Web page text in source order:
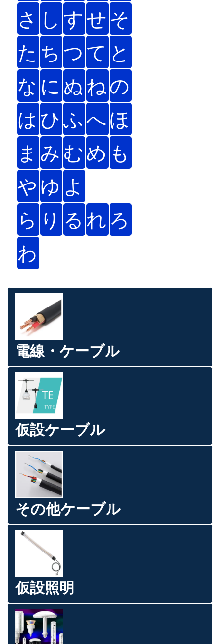
さ し すせ そ
た ち つ て と
な に ぬ ねの
は ひふへほ
ま み むめ も
や ゆ よ
ら り る れ ろ
わ
電線・ケーブル
仮設ケーブル
その他ケーブル
仮設照明